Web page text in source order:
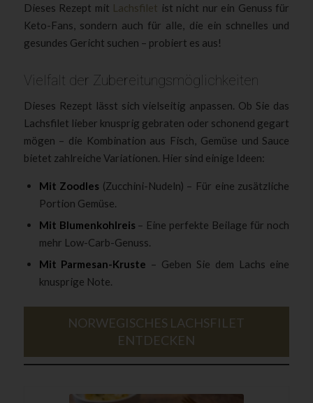
Dieses Rezept mit Lachsfilet ist nicht nur ein Genuss für
Keto-Fans, sondern auch für alle, die ein schnelles und
gesundes Gericht suchen – probiert es aus!
Vielfalt der Zubereitungsmöglichkeiten
Dieses Rezept lässt sich vielseitig anpassen. Ob Sie das
Lachsfilet lieber knusprig gebraten oder schonend gegart
mögen – die Kombination aus Fisch, Gemüse und Sauce
bietet zahlreiche Variationen. Hier sind einige Ideen:
Mit Zoodles (Zucchini-Nudeln) – Für eine zusätzliche
Portion Gemüse.
Mit Blumenkohlreis – Eine perfekte Beilage für noch
mehr Low-Carb-Genuss.
Mit Parmesan-Kruste – Geben Sie dem Lachs eine
knusprige Note.
NORWEGISCHES LACHSFILET
ENTDECKEN